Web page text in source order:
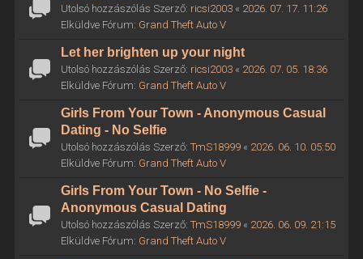
Utolsó hozzászólás Szerző: ricsi2003« 2026. 07. 17. 11:26
Elküldve Fórum: Grand Theft Auto V
Let her brighten up your night
Utolsó hozzászólás Szerző: ricsi2003« 2026. 07. 05. 18:36
Elküldve Fórum: Grand Theft Auto V
Girls From Your Town - Anonymous Casual
Dating - No Selfie
Utolsó hozzászólás Szerző: TmS18999« 2026. 06. 10. 05:50
Elküldve Fórum: Grand Theft Auto V
Girls From Your Town - No Selfie -
Anonymous Casual Dating
Utolsó hozzászólás Szerző: TmS18999« 2026. 06. 09. 21:15
Elküldve Fórum: Grand Theft Auto V